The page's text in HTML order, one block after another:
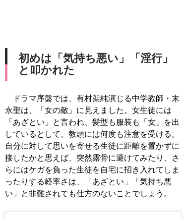
初めは「気持ち悪い」「淫行」
と叩かれた
ドラマ序盤では、有村架純演じる中学教師・末
永聖は、「女の敵」に見えました。女生徒には
「あざとい」と言われ、髪型も服装も「女」を出
しているとして、教頭には何度も注意を受ける。
自分に対して思いを寄せる生徒に距離を置かずに
接したかと思えば、突然露骨に避けてみたり、さ
らにはケガを負った生徒を自宅に招き入れてしま
ったりする軽率さは、「あざとい」「気持ち悪
い」と非難されても仕方のないことでしょう。